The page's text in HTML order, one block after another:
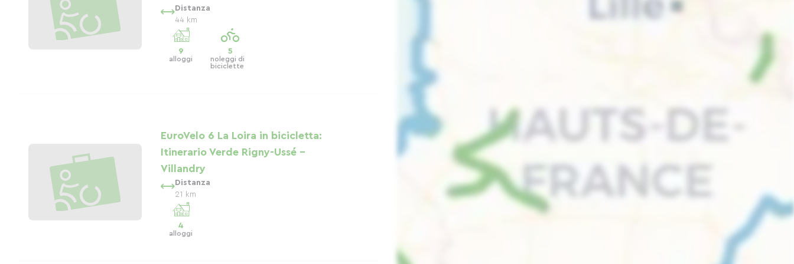
Distanza
44 km
9
alloggi
5
noleggi di
biciclette
EuroVelo 6 La Loira in bicicletta:
Itinerario Verde Rigny-Ussé -
Villandry
Distanza
21 km
4
alloggi